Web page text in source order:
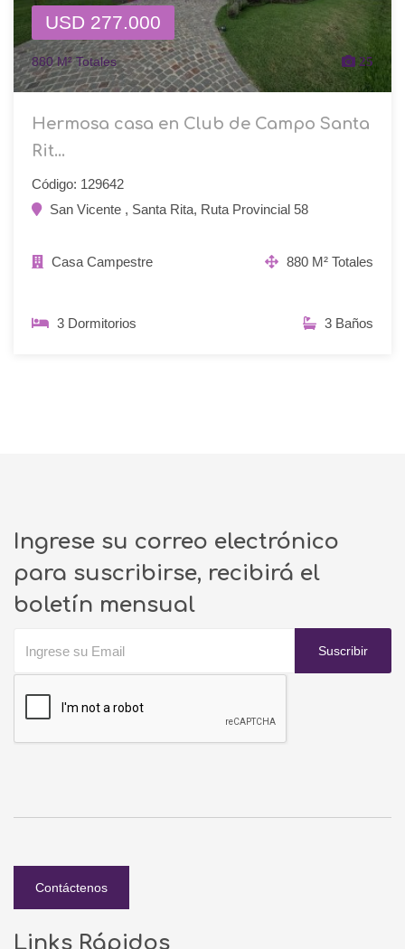
USD 277.000
880 M² Totales 25
Hermosa casa en Club de Campo Santa
Rit...
Código: 129642
San Vicente , Santa Rita, Ruta Provincial 58
Casa Campestre 880 M² Totales
3 Dormitorios 3 Baños
Ingrese su correo electrónico
para suscribirse, recibirá el
boletín mensual
Suscribir
Contáctenos
Links Rápidos